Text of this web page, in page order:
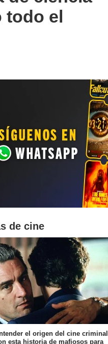
todo el
de cine
el origen del cine criminal
esta historia de mafiosos para